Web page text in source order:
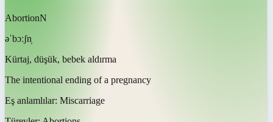
AbortionN
əˈbɔːʃn̩
Kürtaj, düşük, bebek aldırma
The intentional ending of a pregnancy
Eş anlamlılar: Miscarriage